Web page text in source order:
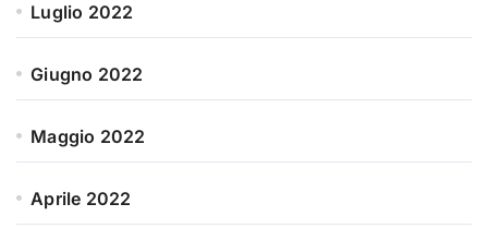
Luglio 2022
Giugno 2022
Maggio 2022
Aprile 2022